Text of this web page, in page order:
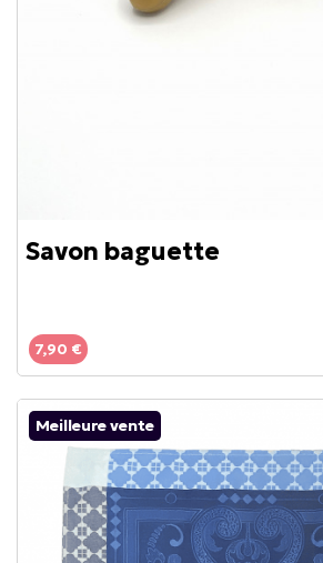
Savon baguette
7,90 €
Meilleure vente